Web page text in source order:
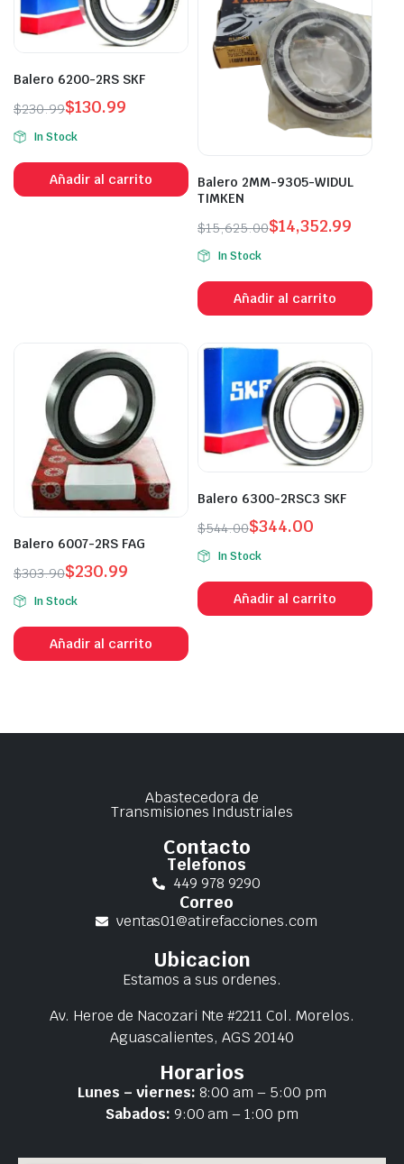
Balero 6200-2RS SKF
$230.99$130.99
In Stock
Añadir al carrito
Balero 2MM-9305-WIDUL
TIMKEN
$15,625.00$14,352.99
In Stock
Añadir al carrito
Balero 6007-2RS FAG
$303.90$230.99
In Stock
Añadir al carrito
Balero 6300-2RSC3 SKF
$544.00$344.00
In Stock
Añadir al carrito
Abastecedora de
Transmisiones Industriales
Contacto
Telefonos
449 978 9290
Correo
ventas01@atirefacciones.com
Ubicacion
Estamos a sus ordenes.
Av. Heroe de Nacozari Nte #2211 Col. Morelos.
Aguascalientes, AGS 20140
Horarios
Lunes – viernes: 8:00 am – 5:00 pm
Sabados: 9:00 am – 1:00 pm